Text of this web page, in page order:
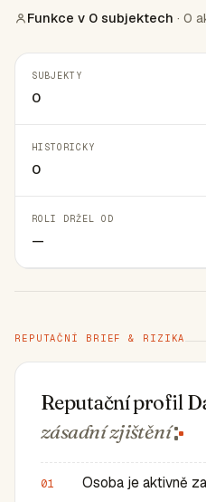
Funkce v 0 subjektech · 0
SUBJEKTY
0
HISTORICKY
0
ROLI DRŽEL OD
—
REPUTAČNÍ BRIEF & RIZIKA
Reputační profil
zásadnízjištění
01